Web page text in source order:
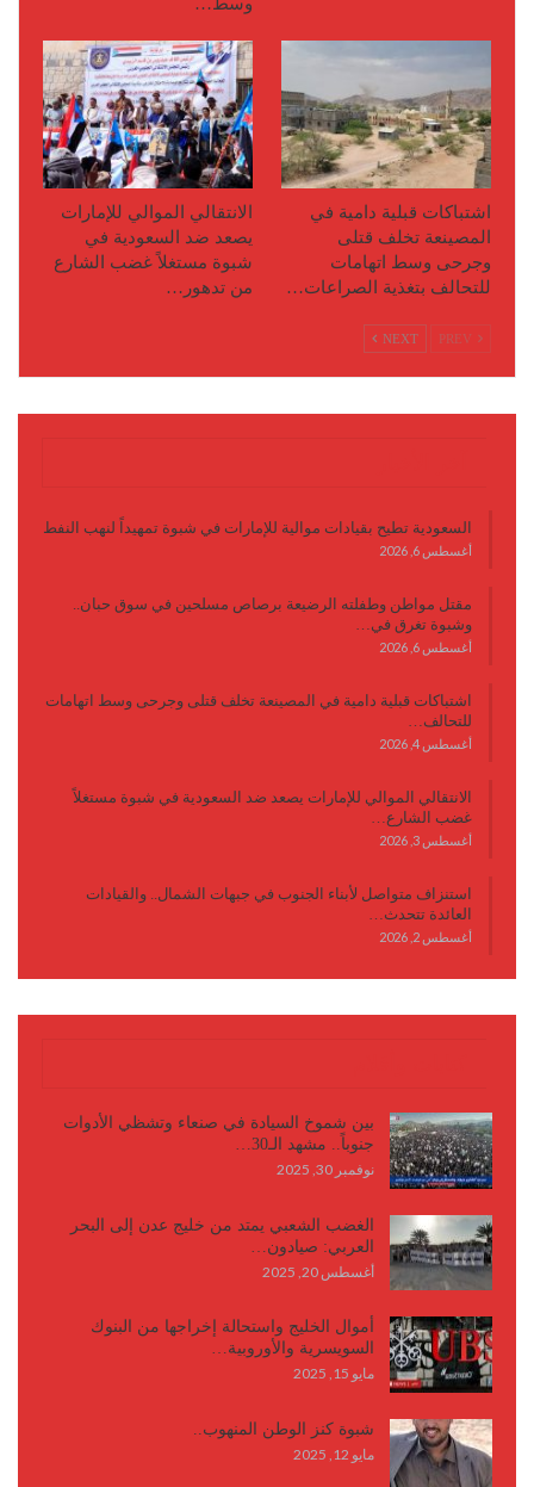
وسط…
اشتباكات قبلية دامية في
المصينعة تخلف قتلى
وجرحى وسط اتهامات
للتحالف بتغذية الصراعات…
الانتقالي الموالي للإمارات
يصعد ضد السعودية في
شبوة مستغلاً غضب الشارع
من تدهور…
NEXT
السعودية تطيح بقيادات موالية للإمارات في شبوة تمهيداً لنهب النفط
أغسطس 6, 2026
مقتل مواطن وطفلته الرضيعة برصاص مسلحين في سوق حبان..
وشبوة تغرق في…
أغسطس 6, 2026
اشتباكات قبلية دامية في المصينعة تخلف قتلى وجرحى وسط اتهامات
للتحالف…
أغسطس 4, 2026
الانتقالي الموالي للإمارات يصعد ضد السعودية في شبوة مستغلاً
غضب الشارع…
أغسطس 3, 2026
استنزاف متواصل لأبناء الجنوب في جبهات الشمال.. والقيادات
العائدة تتحدث…
أغسطس 2, 2026
بين شموخ السيادة في صنعاء وتشظي الأدوات
جنوباً.. مشهد الـ30…
نوفمبر 30, 2025
الغضب الشعبي يمتد من خليج عدن إلى البحر
العربي: صيادون…
أغسطس 20, 2025
أموال الخليج واستحالة إخراجها من البنوك
السويسرية والأوروبية…
مايو 15, 2025
شبوة كنز الوطن المنهوب..
مايو 12, 2025